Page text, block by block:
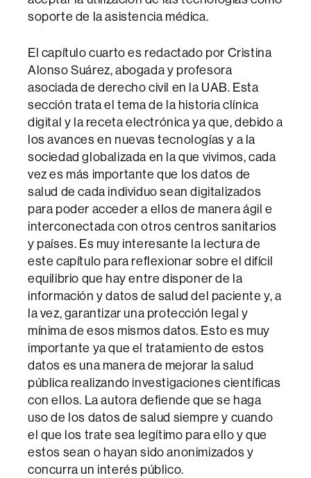
soporte de la asistencia médica.
El capítulo cuarto es redactado por Cristina
Alonso Suárez, abogada y profesora
asociada de derecho civil en la UAB. Esta
sección trata el tema de la historia clínica
digital y la receta electrónica ya que, debido a
los avances en nuevas tecnologías y a la
sociedad globalizada en la que vivimos, cada
vez es más importante que los datos de
salud de cada individuo sean digitalizados
para poder acceder a ellos de manera ágil e
interconectada con otros centros sanitarios
y países. Es muy interesante la lectura de
este capítulo para reflexionar sobre el difícil
equilibrio que hay entre disponer de la
información y datos de salud del paciente y, a
la vez, garantizar una protección legal y
mínima de esos mismos datos. Esto es muy
importante ya que el tratamiento de estos
datos es una manera de mejorar la salud
pública realizando investigaciones científicas
con ellos. La autora defiende que se haga
uso de los datos de salud siempre y cuando
el que los trate sea legítimo para ello y que
estos sean o hayan sido anonimizados y
concurra un interés público.